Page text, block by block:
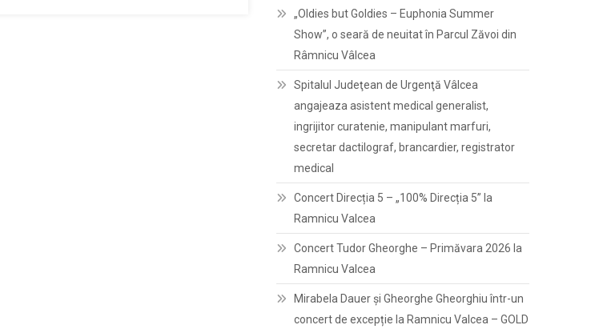
„Oldies but Goldies – Euphonia Summer
Show”, o seară de neuitat în Parcul Zăvoi din
Râmnicu Vâlcea
Spitalul Judeţean de Urgenţă Vâlcea
angajeaza asistent medical generalist,
ingrijitor curatenie, manipulant marfuri,
secretar dactilograf, brancardier, registrator
medical
Concert Direcția 5 – „100% Direcția 5” la
Ramnicu Valcea
Concert Tudor Gheorghe – Primăvara 2026 la
Ramnicu Valcea
Mirabela Dauer și Gheorghe Gheorghiu într-un
concert de excepție la Ramnicu Valcea – GOLD